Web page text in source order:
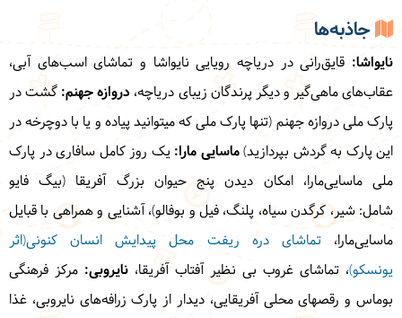
جاذبه‌ها
نایواشا: قایق‌رانی در دریاچه رویایی نایواشا و تماشای اسب‌های آبی،
عقاب‌های ماهی‌گیر و دیگر پرندگان زیبای دریاچه، دروازه جهنم: گشت در
پارک ملی دروازه جهنم (تنها پارک ملی که میتوانید پیاده و یا با دوچرخه در
این پارک به گردش بپردازید)ماسایی مارا: یک روز کامل سافاری در پارک
ملی ماسایی‌مارا، امکان دیدن پنج حیوان بزرگ آفریقا (بیگ فایو
شامل:شیر، کرگدن سیاه، پلنگ، فیل و بوفالو)،آشنایی و همراهی با قبایل
ماسایی‌مارا،
تماشای دره ریفت محل پیدایش انسان کنونی(اثر
یونسکو)، تماشای غروب بی نظیر آفتاب آفریقا، نایروبی: مرکز فرهنگی
بوماس و رقصهای محلی آفریقایی، دیدار از پارک زرافه‌های نایروبی، غذا